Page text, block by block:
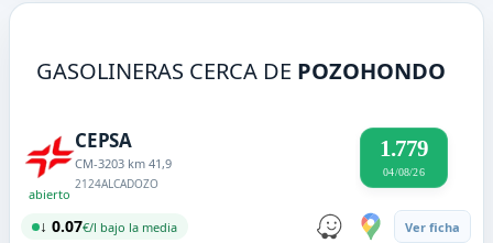
GASOLINERAS CERCA DE POZOHONDO
abierto
CEPSA
CM-3203 km 41,9
2124ALCADOZO
1.779
04/08/26
↓ 0.07€/l bajo la media Ver ficha